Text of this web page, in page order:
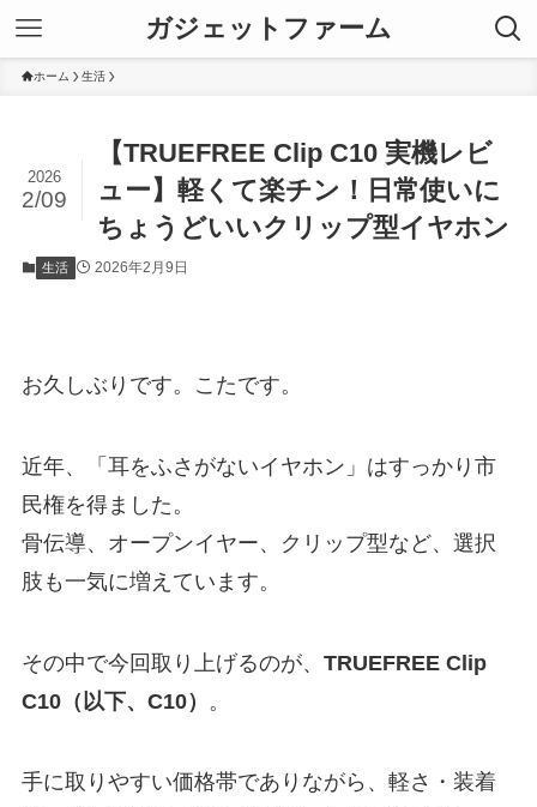
ガジェットファーム
ホーム 生活
【TRUEFREE Clip C10 実機レビ
ュー】軽くて楽チン！日常使いに
ちょうどいいクリップ型イヤホン
2026
2/09
生活 2026年2月9日
お久しぶりです。こたです。
近年、「耳をふさがないイヤホン」はすっかり市
民権を得ました。
骨伝導、オープンイヤー、クリップ型など、選択
肢も一気に増えています。
その中で今回取り上げるのが、 TRUEFREE Clip
C10（以下、C10）
。
手に取りやすい価格帯でありながら、軽さ・装着